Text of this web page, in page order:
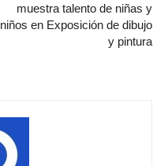
muestra talento de niñas y
niños en Exposición de dibujo
y pintura